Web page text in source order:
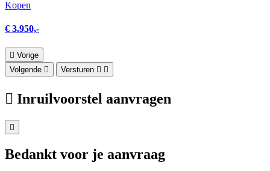
Kopen
€ 3.950,-
Vorige
Volgende
Versturen
Inruilvoorstel aanvragen
Bedankt voor je aanvraag